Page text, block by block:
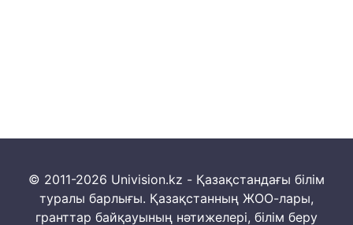
© 2011-2026 Univision.kz - Қазақстандағы білім
туралы барлығы. Қазақстанның ЖОО-лары,
гранттар байқауының нәтижелері, білім беру